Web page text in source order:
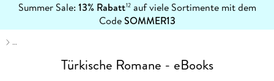
Summer Sale: 13% Rabatt12auf viele Sortimente mit dem
CodeSOMMER13
erfahren
…
Türkische Romane - eBooks